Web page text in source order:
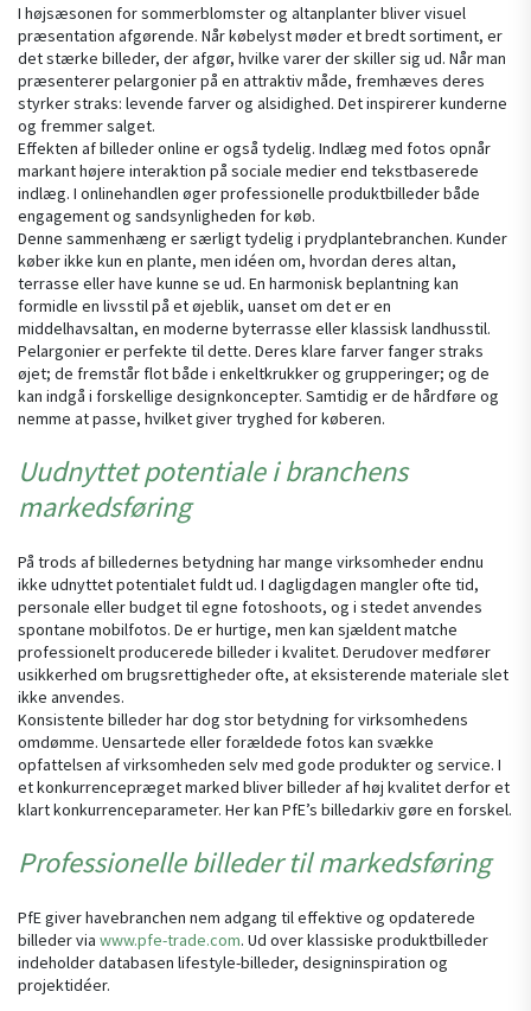
I højsæsonen for sommerblomster og altanplanter bliver visuel
præsentation afgørende. Når købelyst møder et bredt sortiment, er
det stærke billeder, der afgør, hvilke varer der skiller sig ud. Når man
præsenterer pelargonier på en attraktiv måde, fremhæves deres
styrker straks: levende farver og alsidighed. Det inspirerer kunderne
og fremmer salget.
Effekten af billeder online er også tydelig. Indlæg med fotos opnår
markant højere interaktion på sociale medier end tekstbaserede
indlæg. I onlinehandlen øger professionelle produktbilleder både
engagement og sandsynligheden for køb.
Denne sammenhæng er særligt tydelig i prydplantebranchen. Kunder
køber ikke kun en plante, men idéen om, hvordan deres altan,
terrasse eller have kunne se ud. En harmonisk beplantning kan
formidle en livsstil på et øjeblik, uanset om det er en
middelhavsaltan, en moderne byterrasse eller klassisk landhusstil.
Pelargonier er perfekte til dette. Deres klare farver fanger straks
øjet; de fremstår flot både i enkeltkrukker og grupperinger; og de
kan indgå i forskellige designkoncepter. Samtidig er de hårdføre og
nemme at passe, hvilket giver tryghed for køberen.
Uudnyttet potentiale i branchens
markedsføring
På trods af billedernes betydning har mange virksomheder endnu
ikke udnyttet potentialet fuldt ud. I dagligdagen mangler ofte tid,
personale eller budget til egne fotoshoots, og i stedet anvendes
spontane mobilfotos. De er hurtige, men kan sjældent matche
professionelt producerede billeder i kvalitet. Derudover medfører
usikkerhed om brugsrettigheder ofte, at eksisterende materiale slet
ikke anvendes.
Konsistente billeder har dog stor betydning for virksomhedens
omdømme. Uensartede eller forældede fotos kan svække
opfattelsen af virksomheden selv med gode produkter og service. I
et konkurrencepræget marked bliver billeder af høj kvalitet derfor et
klart konkurrenceparameter. Her kan PfE’s billedarkiv gøre en forskel.
Professionelle billeder til markedsføring
PfE giver havebranchen nem adgang til effektive og opdaterede
billeder via www.pfe-trade.com. Ud over klassiske produktbilleder
indeholder databasen lifestyle-billeder, designinspiration og
projektidéer.